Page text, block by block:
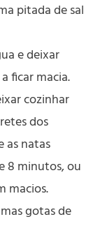
pitada de sal
e deixar
ficar macia.
cozinhar
dos
as natas
8 minutos, ou
macios.
gotas de